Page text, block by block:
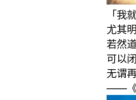
「我
尤其
若然
可以
无谓
——《